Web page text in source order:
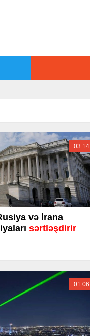
03:14
və İrana
sərtləşdirir
01:06